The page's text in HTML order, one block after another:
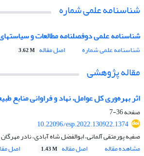
شناسنامه علمی شماره
شناسنامه علمی دوفصلنامه مطالعات و سیاستهای
شناسنامه علمی شماره اصل مقاله 3.62 M
مقاله پژوهشی
اثر بهره‌وری کل عوامل، نهاد و فراوانی منابع
صفحه36-7
10.22096/esp.2022.130922.1374
صفیه پورمتقی آلمانی، ابوالفضل شاه آبادی، نادر مهرگان
مشاهده مقاله
اصل مقاله 1.43 M اصل